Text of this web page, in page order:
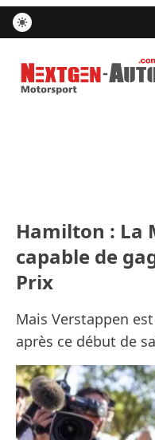
Nextgen-Auto.com
Hamilton : La
capable de
Prix
Mais Verstappen
après ce début de